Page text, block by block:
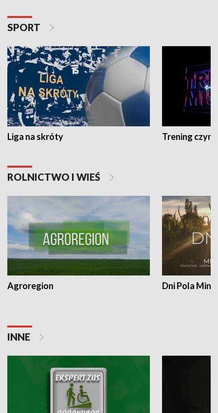
SPORT
Liga na skróty Trening czyni
ROLNICTWO I WIEŚ
Agroregion Dni Pola
INNE